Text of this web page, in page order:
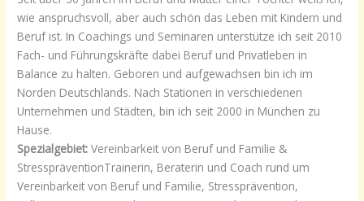
wie anspruchsvoll, aber auch schön das Leben mit Kindern und
Beruf ist. In Coachings und Seminaren unterstütze ich seit 2010
Fach- und Führungskräfte dabei Beruf und Privatleben in
Balance zu halten. Geboren und aufgewachsen bin ich im
Norden Deutschlands. Nach Stationen in verschiedenen
Unternehmen und Städten, bin ich seit 2000 in München zu
Hause.
Spezialgebiet:Vereinbarkeit von Beruf und Familie &
StresspräventionTrainerin, Beraterin und Coach rund um
Vereinbarkeit von Beruf und Familie, Stressprävention,